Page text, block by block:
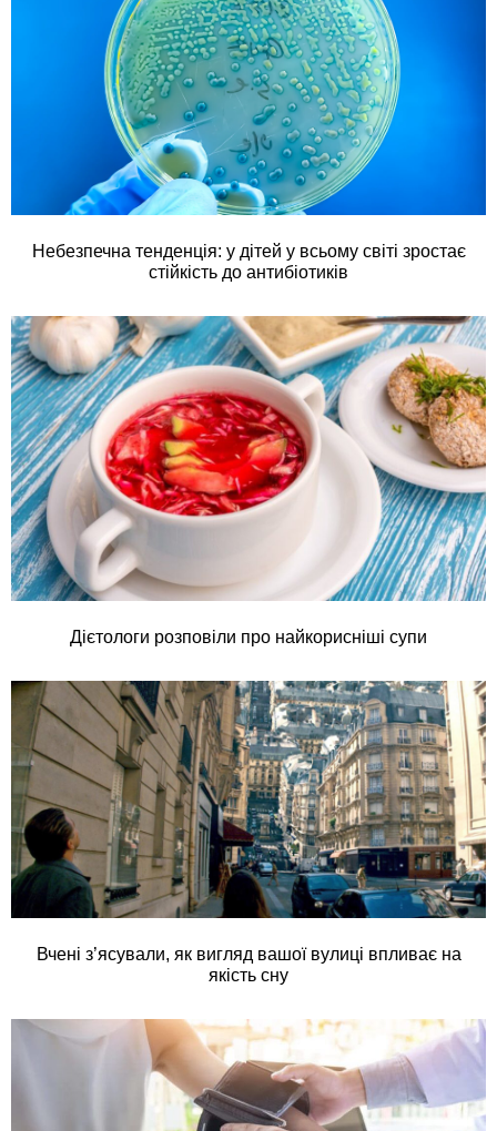
Небезпечна тенденція: у дітей у всьому світі зростає
стійкість до антибіотиків
Дієтологи розповіли про найкорисніші супи
Вчені з’ясували, як вигляд вашої вулиці впливає на
якість сну